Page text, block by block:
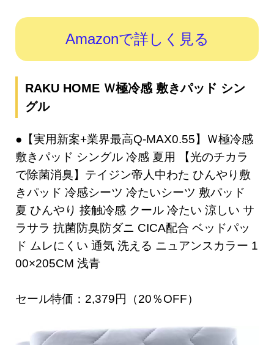
Amazonで詳しく見る
RAKU HOME Ｗ極冷感 敷きパッド シン
グル
●【実用新案+業界最高Q-MAX0.55】Ｗ極冷感
敷きパッド シングル 冷感 夏用 【光のチカラ
で除菌消臭】テイジン帝人中わた ひんやり敷
きパッド 冷感シーツ 冷たいシーツ 敷パッド
夏 ひんやり 接触冷感 クール 冷たい 涼しい サ
ラサラ 抗菌防臭防ダニ CICA配合 ベッドパッ
ド ムレにくい 通気 洗える ニュアンスカラー 1
00×205CM 浅青
セール特価：2,379円（20％OFF）